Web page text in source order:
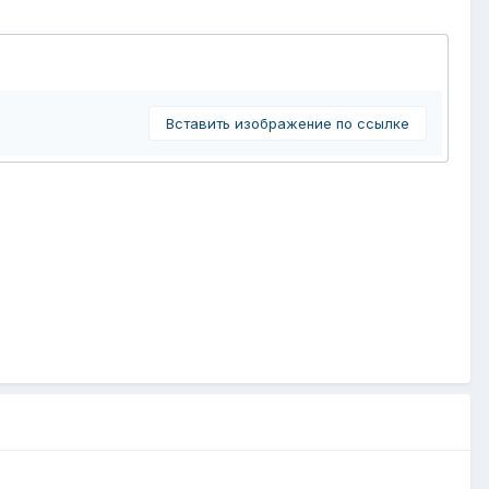
Вставить изображение по ссылке